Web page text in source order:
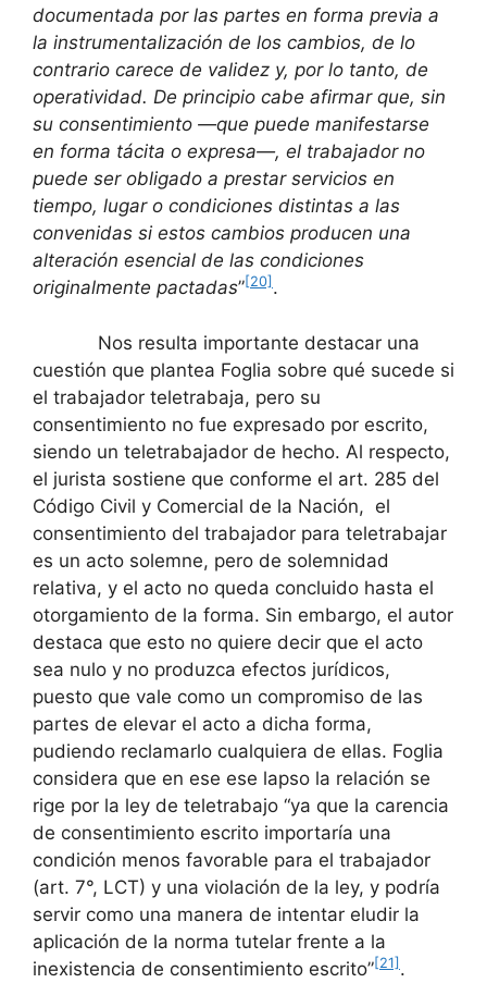
documentada por las partes en forma previa a
la instrumentalización de los cambios, de lo
contrario carece de validez y, por lo tanto, de
operatividad. De principio cabe afirmar que, sin
su consentimiento —que puede manifestarse
en forma tácita o expresa—, el trabajador no
puede ser obligado a prestar servicios en
tiempo, lugar o condiciones distintas a las
convenidas si estos cambios producen una
alteración esencial de las condiciones
originalmente pactadas”[20] .
Nos resulta importante destacar una
cuestión que plantea Foglia sobre qué sucede si
el trabajador teletrabaja, pero su
consentimiento no fue expresado por escrito,
siendo un teletrabajador de hecho. Al respecto,
el jurista sostiene que conforme el art. 285 del
Código Civil y Comercial de la Nación, el
consentimiento del trabajador para teletrabajar
es un acto solemne, pero de solemnidad
relativa, y el acto no queda concluido hasta el
otorgamiento de la forma. Sin embargo, el autor
destaca que esto no quiere decir que el acto
sea nulo y no produzca efectos jurídicos,
puesto que vale como un compromiso de las
partes de elevar el acto a dicha forma,
pudiendo reclamarlo cualquiera de ellas. Foglia
considera que en ese ese lapso la relación se
rige por la ley de teletrabajo “ya que la carencia
de consentimiento escrito importaría una
condición menos favorable para el trabajador
(art. 7°, LCT) y una violación de la ley, y podría
servir como una manera de intentar eludir la
aplicación de la norma tutelar frente a la
inexistencia de consentimiento escrito”[21] .